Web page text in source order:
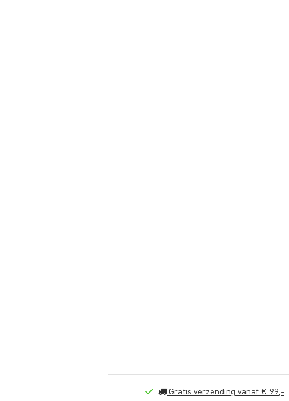
Gratis verzending vanaf € 99,-